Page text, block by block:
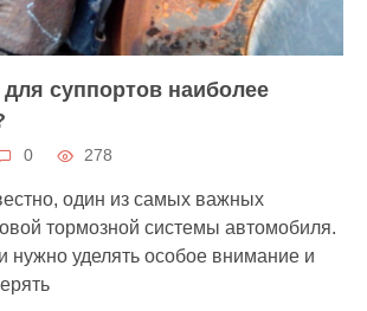
для суппортов наиболее
0 278
один из самых важных
тормозной системы автомобиля.
нужно уделять особое внимание и